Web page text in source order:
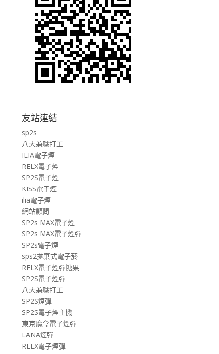
友站連結
sp2s
八大兼職打工
ILIA電子煙
RELX電子煙
SP2S電子煙
KISS電子煙
ilia電子煙
網站顧問
SP2s MAX電子煙
SP2s MAX電子煙彈
SP2s電子煙
sps2拋棄式電子菸
RELX電子煙彈糖果
SP2S電子煙彈
八大兼職打工
SP2S煙彈
SP2S電子煙主機
東京魔盒電子煙彈
LANA煙彈
RELX電子煙彈